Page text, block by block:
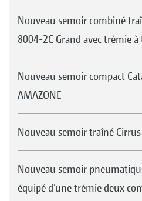
Nouveau semoir combiné
8004-2C Grand avec trémie
Nouveau semoir compact
AMAZONE
Nouveau semoir traîné
Nouveau semoir
équipé d’une trémie deux